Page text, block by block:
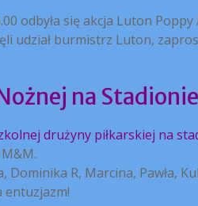
odbyła się akcja Luton
udział burmistrz Luton,
na
drużyny piłkarskiej na
Dominika R, Marcina, Pawła,
entuzjazm!